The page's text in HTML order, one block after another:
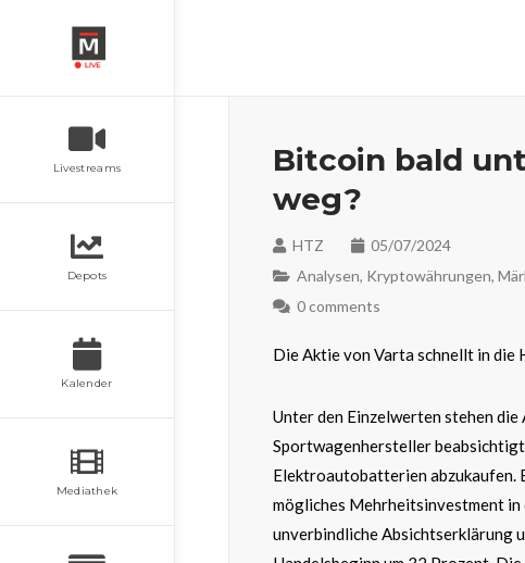
Livestreams
Depots
Kalender
Mediathek
Bitcoin bald
weg?
HTZ
05/07/2024
Analysen, Kryptowährungen,
0 comments
Die Aktie von Varta schnellt in
Unter den Einzelwerten stehen die
Sportwagenhersteller
Elektroautobatterien abzukaufen.
mögliches Mehrheitsinvestment
unverbindliche Absichtserklärung